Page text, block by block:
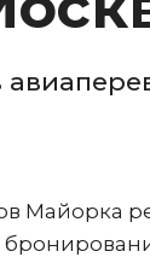
Майорка